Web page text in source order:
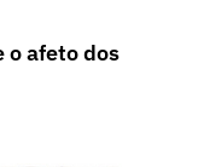
o afeto dos